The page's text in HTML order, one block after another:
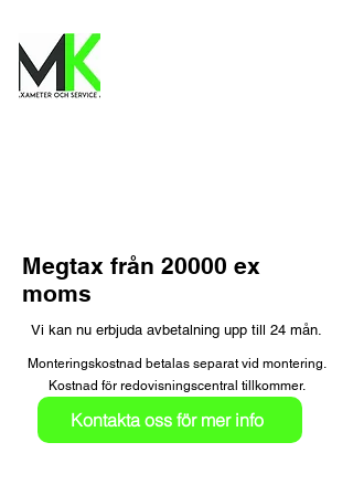
Megtax från 20000 ex
moms
Vi kan nu erbjuda avbetalning upp till 24 mån.
Monteringskostnad betalas separat vid montering.
Kostnad för redovisningscentral tillkommer.
Kontakta oss för mer info